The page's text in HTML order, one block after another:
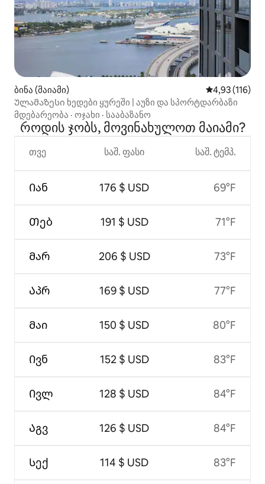
ბინა (მაიამი) საშუალო
4,93 (116)
Ულამაზესი ხედები ყურეში | აუზი და სპორტდარბაზი
მდებარეობა · ოჯახი · სააბაზანო
როდის ჯობს, მოვინახულოთ მაიამი?
თვე
Იან
Თებ
Მარ
Აპრ
Მაი
Ივნ
Ივლ
Აგვ
Სექ
საშ. ფასი
176 $ USD
191 $ USD
206 $ USD
169 $ USD
150 $ USD
152 $ USD
128 $ USD
126 $ USD
114 $ USD
საშ. ტემპ.
69°F
71°F
73°F
77°F
80°F
83°F
84°F
84°F
83°F